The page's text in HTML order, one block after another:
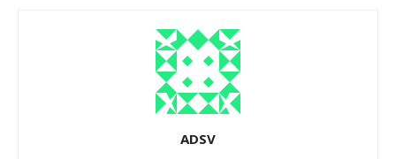
ADSV